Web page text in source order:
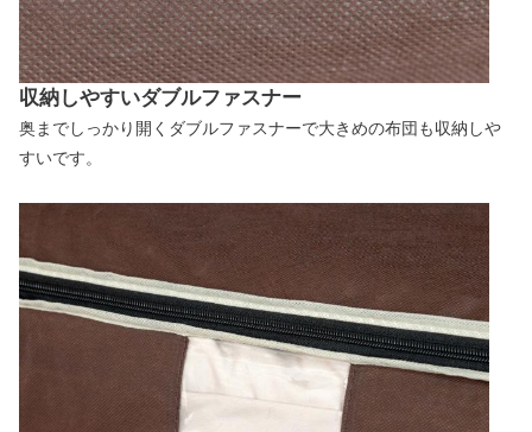
収納しやすいダブルファスナー
奥までしっかり開くダブルファスナーで大きめの布団も収納しや
すいです。